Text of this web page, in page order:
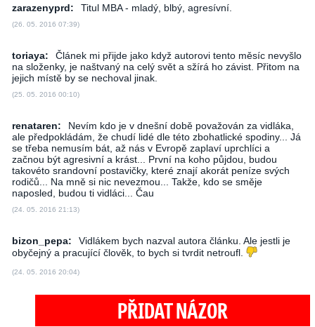
zarazenyprd: Titul MBA - mladý, blbý, agresívní.
(26. 05. 2016 07:39)
toriaya:
Článek mi přijde jako když autorovi tento měsíc nevyšlo
na složenky, je naštvaný na celý svět a sžírá ho závist. Přitom na
jejich místě by se nechoval jinak.
(25. 05. 2016 00:10)
renataren:
Nevím kdo je v dnešní době považován za vidláka,
ale předpokládám, že chudí lidé dle této zbohatlické spodiny... Já
se třeba nemusím bát, až nás v Evropě zaplaví uprchlíci a
začnou být agresivní a krást... První na koho půjdou, budou
takovéto srandovní postavičky, které znají akorát peníze svých
rodičů... Na mně si nic nevezmou... Takže, kdo se směje
naposled, budou ti vidláci... Čau
(24. 05. 2016 21:13)
bizon_pepa:
Vidlákem bych nazval autora článku. Ale jestli je
obyčejný a pracující člověk, to bych si tvrdit netroufl.
(24. 05. 2016 20:04)
PŘIDAT NÁZOR